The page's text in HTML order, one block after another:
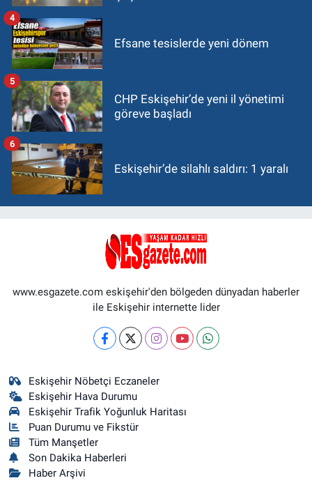
Efsane tesislerde yeni dönem
4
CHP Eskişehir’de yeni il yönetimi
göreve başladı
5
Eskişehir’de silahlı saldırı: 1 yaralı
6
www.esgazete.com eskişehir'den bölgeden dünyadan haberler
ile Eskişehir internette lider
Eskişehir Nöbetçi Eczaneler
Eskişehir Hava Durumu
Eskişehir Trafik Yoğunluk Haritası
Puan Durumu ve Fikstür
Tüm Manşetler
Son Dakika Haberleri
Haber Arşivi